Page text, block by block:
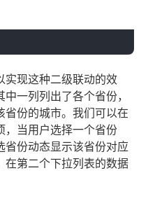
实现这种二级联动的效
一列列出了各个省份，
省份的城市。我们可以在
，当用户选择一个省份
省份动态显示该省份对应
在第二个下拉列表的数据